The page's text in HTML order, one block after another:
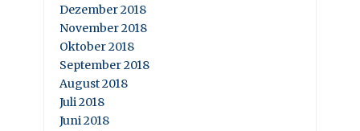
Dezember 2018
November 2018
Oktober 2018
September 2018
August 2018
Juli 2018
Juni 2018